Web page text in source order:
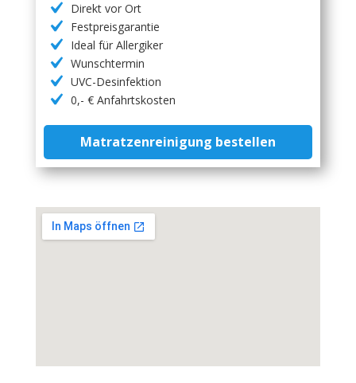
Direkt vor Ort
Festpreisgarantie
Ideal für Allergiker
Wunschtermin
UVC-Desinfektion
0,- € Anfahrtskosten
Matratzenreinigung bestellen